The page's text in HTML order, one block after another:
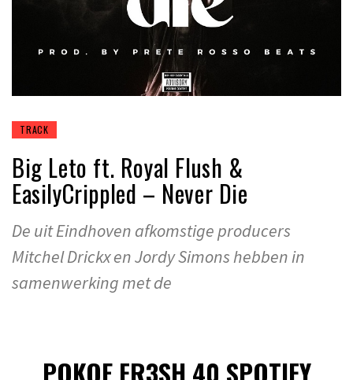
TRACK
Big Leto ft. Royal Flush &
EasilyCrippled – Never Die
De uit Eindhoven afkomstige producers
Mitchel Drickx en Jordy Simons hebben in
samenwerking met de